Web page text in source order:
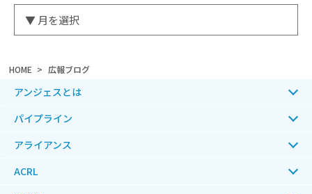
HOME 広報ブログ
アンジェスとは
パイプライン
アライアンス
ACRL